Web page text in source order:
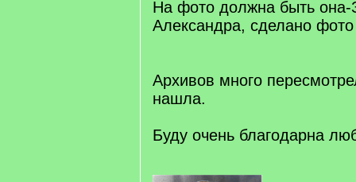
На фото должна быть она-
Александра, сделано
Архивов много
нашла.
Буду очень благодарна